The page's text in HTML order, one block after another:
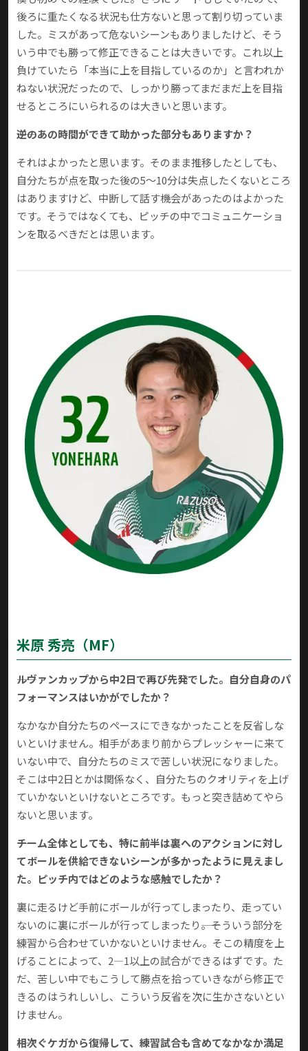
後ろに重たくなる状況も仕方ないと思って割り切っていま
した。ミスがあって危ないシーンもありましたけど、そう
いう中でも勝って修正できることは大きいです。これ以上
負けていたら「本当に上を目指しているのか」と言われか
ねない状況だったので、しっかり勝ってまだまだ上を目指
せるところにいられるのは大きいと思います。
――逆のあの時間ができて助かった部分もありますか？
それはよかったと思います。そのまま推移したとしても、
自分たちが点を取った後の5〜10分は失点したくないところ
はありますけど、中断して話す機会があったのはよかった
です。そうではなくても、ピッチの中でコミュニケーショ
ンを取るべきだとは思います。
米原 秀亮（MF）
――ルヴァンカップから中2日で再び先発でした。自分自身のパ
フォーマンスはいかがでしたか？
なかなか自分たちのペースにできなかったことを反省しな
いといけません。相手があまり前からプレッシャーに来て
いない中で、自分たちのミスで苦しい状況になりました。
そこは中2日とかは関係なく、自分たちのクオリティを上げ
ていかないといけないところです。もっと突き詰めてやら
ないと思います。
――チーム全体としても、特に前半は裏へのアクションに対し
てボールを供給できないシーンが多かったように見えまし
た。ピッチ内ではどのような感触でしたか？
裏に走るけど手前にボールが行ってしまったり、走ってい
ないのに裏にボールが行ってしまったり――。そういう部分を
練習から合わせていかないといけません。そこの精度を上
げることによって、2―1以上の試合ができるはずです。た
だ、苦しい中でもこうして勝点を拾っていきながら修正で
きるのはうれしいし、こういう反省を次に生かさないとい
けません。
――相次ぐケガから復帰して、練習試合も含めてなかなか満足